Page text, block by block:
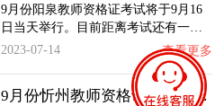
9月份阳泉教师资格证考试将于9月16
日当天举行。目前距离考试还有一…
2023-07-14
查看更多
9月份忻州教师资格证什么时候考？